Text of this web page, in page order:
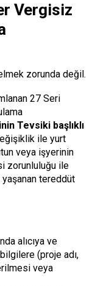
Vergisiz
zorunda değil.
27 Seri
Tevsiki başlıklı
ile yurt
veya işyerinin
zorunluluğu ile
tereddüt
alıcıya ve
(proje adı,
veya